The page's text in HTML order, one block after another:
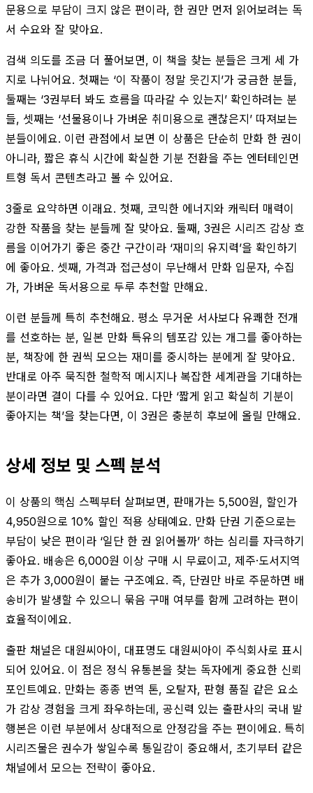
문용으로 부담이 크지 않은 편이라, 한 권만 먼저 읽어보려는 독
서 수요와 잘 맞아요.
검색 의도를 조금 더 풀어보면, 이 책을 찾는 분들은 크게 세 가
지로 나뉘어요. 첫째는 ‘이 작품이 정말 웃긴지’가 궁금한 분들,
둘째는 ‘3권부터 봐도 흐름을 따라갈 수 있는지’ 확인하려는 분
들, 셋째는 ‘선물용이나 가벼운 취미용으로 괜찮은지’ 따져보는
분들이에요. 이런 관점에서 보면 이 상품은 단순히 만화 한 권이
아니라, 짧은 휴식 시간에 확실한 기분 전환을 주는 엔터테인먼
트형 독서 콘텐츠라고 볼 수 있어요.
3줄로 요약하면 이래요. 첫째, 코믹한 에너지와 캐릭터 매력이
강한 작품을 찾는 분들께 잘 맞아요. 둘째, 3권은 시리즈 감상 흐
름을 이어가기 좋은 중간 구간이라 ‘재미의 유지력’을 확인하기
에 좋아요. 셋째, 가격과 접근성이 무난해서 만화 입문자, 수집
가, 가벼운 독서용으로 두루 추천할 만해요.
이런 분들께 특히 추천해요. 평소 무거운 서사보다 유쾌한 전개
를 선호하는 분, 일본 만화 특유의 템포감 있는 개그를 좋아하는
분, 책장에 한 권씩 모으는 재미를 중시하는 분에게 잘 맞아요.
반대로 아주 묵직한 철학적 메시지나 복잡한 세계관을 기대하는
분이라면 결이 다를 수 있어요. 다만 ‘짧게 읽고 확실히 기분이
좋아지는 책’을 찾는다면, 이 3권은 충분히 후보에 올릴 만해요.
상세 정보 및 스펙 분석
이 상품의 핵심 스펙부터 살펴보면, 판매가는 5,500원, 할인가
4,950원으로 10% 할인 적용 상태예요. 만화 단권 기준으로는
부담이 낮은 편이라 ‘일단 한 권 읽어볼까’ 하는 심리를 자극하기
좋아요. 배송은 6,000원 이상 구매 시 무료이고, 제주·도서지역
은 추가 3,000원이 붙는 구조예요. 즉, 단권만 바로 주문하면 배
송비가 발생할 수 있으니 묶음 구매 여부를 함께 고려하는 편이
효율적이에요.
출판 채널은 대원씨아이, 대표명도 대원씨아이 주식회사로 표시
되어 있어요. 이 점은 정식 유통본을 찾는 독자에게 중요한 신뢰
포인트예요. 만화는 종종 번역 톤, 오탈자, 판형 품질 같은 요소
가 감상 경험을 크게 좌우하는데, 공신력 있는 출판사의 국내 발
행본은 이런 부분에서 상대적으로 안정감을 주는 편이에요. 특히
시리즈물은 권수가 쌓일수록 통일감이 중요해서, 초기부터 같은
채널에서 모으는 전략이 좋아요.